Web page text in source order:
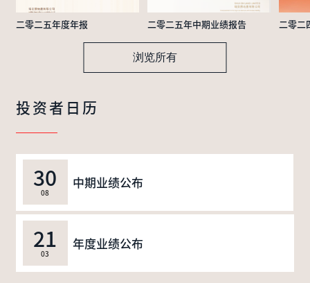
二零二五年度年报 二零二五年中期业绩报告 二零二
浏览所有
投资者日历
30
08
中期业绩公布
21
03
年度业绩公布